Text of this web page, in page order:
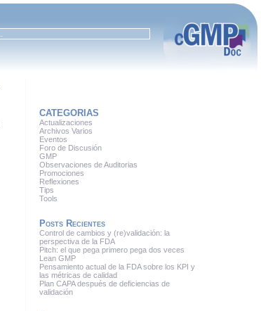
CATEGORIAS
Actualizaciones
Archivos Varios
Eventos
Foro de Discusión
GMP
Observaciones de Auditorias
Promociones
Reflexiones
Tips
Tools
Posts Recientes
Control de cambios y (re)validación: la
perspectiva de la FDA
Pitch: el que pega primero pega dos veces
Lean GMP
Pensamiento actual de la FDA sobre los KPI y
las métricas de calidad
Plan CAPA después de deficiencias de
validación